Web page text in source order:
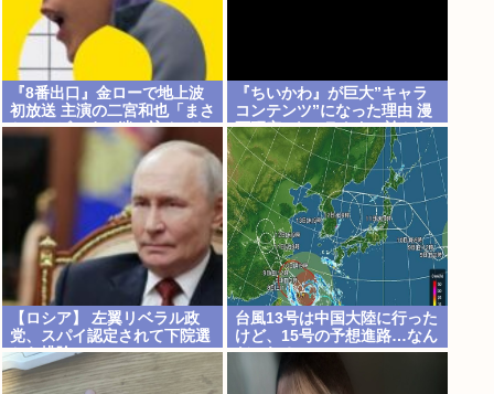
『8番出口』金ローで地上波
初放送 主演の二宮和也「まさ
かテレビにまで迷い込んでし
『ちいかわ』が巨大”キャラ
コンテンツ”になった理由 漫
画研究&キャラクター論から
紐解く
【ロシア】 左翼リベラル政
党、スパイ認定されて下院選
から排除
台風13号は中国大陸に行った
けど、15号の予想進路…なん
だこれ？